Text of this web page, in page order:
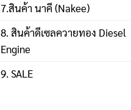
7.สินค้า นาคี (Nakee)
8. สินค้าดีเซลควายทอง Diesel
Engine
9. SALE